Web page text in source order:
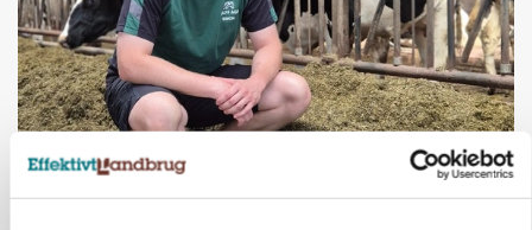
KVÆG